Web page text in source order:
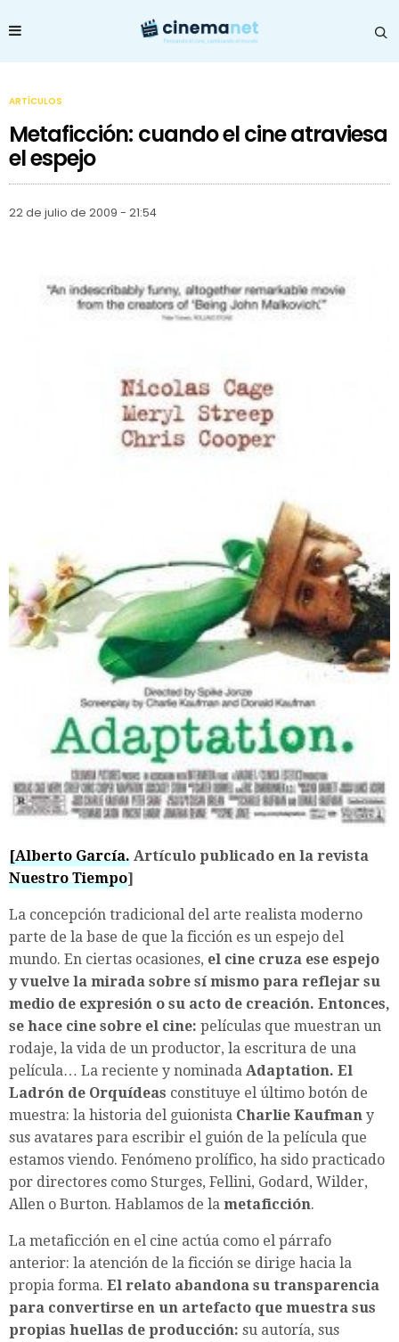
ARTÍCULOS
Metaficción: cuando el cine atraviesa
el espejo
22 de julio de 2009 - 21:54
[Alberto García. Artículo publicado en la revista
Nuestro Tiempo]
La concepción tradicional del arte realista moderno
parte de la base de que la ficción es un espejo del
mundo. En ciertas ocasiones, el cine cruza ese espejo
y vuelve la mirada sobre sí mismo para reflejar su
medio de expresión o su acto de creación. Entonces,
se hace cine sobre el cine: películas que muestran un
rodaje, la vida de un productor, la escritura de una
película… La reciente y nominada Adaptation. El
Ladrón de Orquídeas constituye el último botón de
muestra: la historia del guionista Charlie Kaufman y
sus avatares para escribir el guión de la película que
estamos viendo. Fenómeno prolífico, ha sido practicado
por directores como Sturges, Fellini, Godard, Wilder,
Allen o Burton. Hablamos de la metaficción.
La metaficción en el cine actúa como el párrafo
anterior: la atención de la ficción se dirige hacia la
propia forma. El relato abandona su transparencia
para convertirse en un artefacto que muestra sus
propias huellas de producción: su autoría, sus